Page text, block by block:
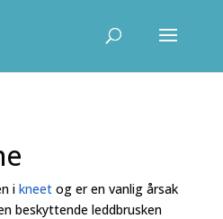
i kneetog er en vanlig årsak
beskyttende leddbrusken